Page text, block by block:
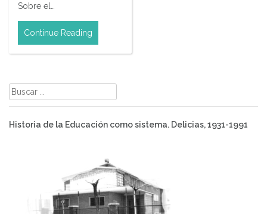
Sobre el…
Continue Reading
Buscar:
Historia de la Educación como sistema. Delicias, 1931-1991